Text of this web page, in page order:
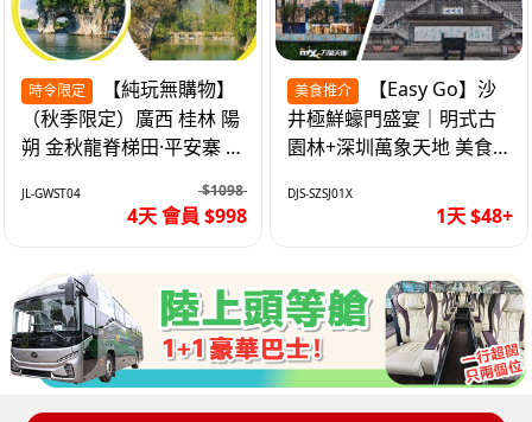
時令限定
（秋季限定）廣西 桂林 陽
朔 金秋龍脊梯田·平安寨 城
4天
JL-GWST04 $1098
4天 會員 $998
美食推介
井極鮮蠔門盛宴｜明式古
園林+深圳萬象天地 美食
DJS-SZSJ01X
1天 $48+